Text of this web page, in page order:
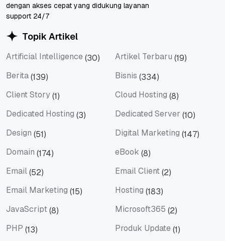
dengan akses cepat yang didukung layanan
support 24/7
Topik Artikel
Artificial Intelligence (30) Artikel Terbaru (19)
Berita(139) Bisnis (334)
Client Story(1) Cloud Hosting (8)
Dedicated Hosting (3) Dedicated Server (10)
Design (51) Digital Marketing (147)
Domain (174) eBook (8)
Email(52) Email Client(2)
Email Marketing (15) Hosting (183)
JavaScript(8) Microsoft365 (2)
PHP (13) Produk Update (1)